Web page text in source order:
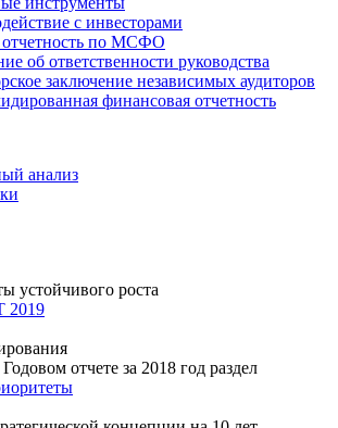
с инвеcторами
отчетность по МСФО
об ответственности руководства
заключение независимых аудиторов
финансовая отчетность
анализ
устойчивого роста
отчете за 2018 год раздел